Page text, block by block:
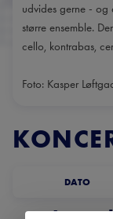
udvides gerne - og
større ensemble.
cello, kontrabas,
Foto: Kasper
DATO